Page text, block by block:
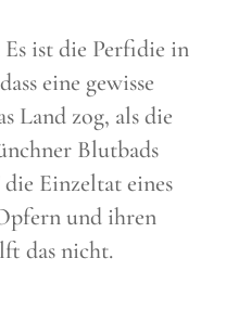
ist die Perfidie in
eine gewisse
Land zog, als die
Blutbads
Einzeltat eines
und ihren
das nicht.